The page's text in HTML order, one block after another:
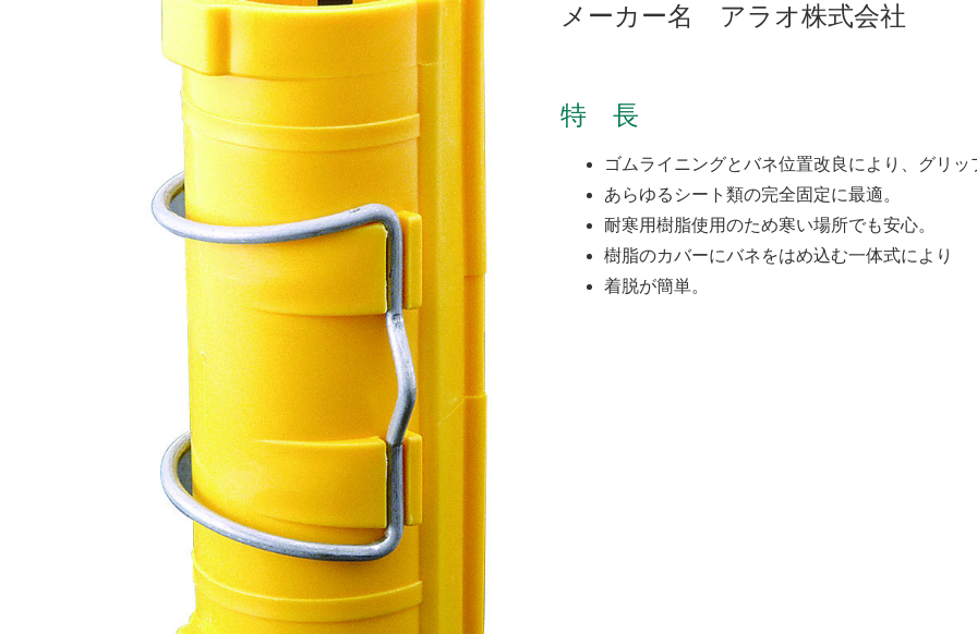
メーカー名 アラオ株式会社
特 長
ゴムライニングとバネ位置改良により、グリッ
あらゆるシート類の完全固定に最適。
耐寒用樹脂使用のため寒い場所でも安心。
樹脂のカバーにバネをはめ込む一体式により
着脱が簡単。